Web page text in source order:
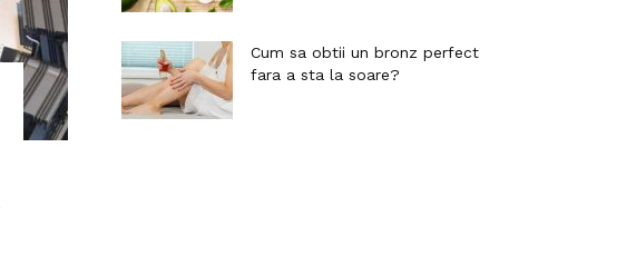
Cum sa obtii un bronz perfect
fara a sta la soare?